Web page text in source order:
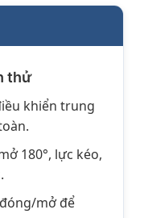
thử
khiển trung
180°, lực kéo,
mở để